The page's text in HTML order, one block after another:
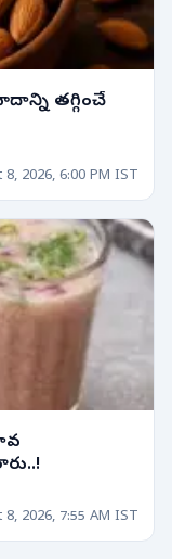
తగ్గించే
2026, 6:00 PM IST
2026, 7:55 AM IST